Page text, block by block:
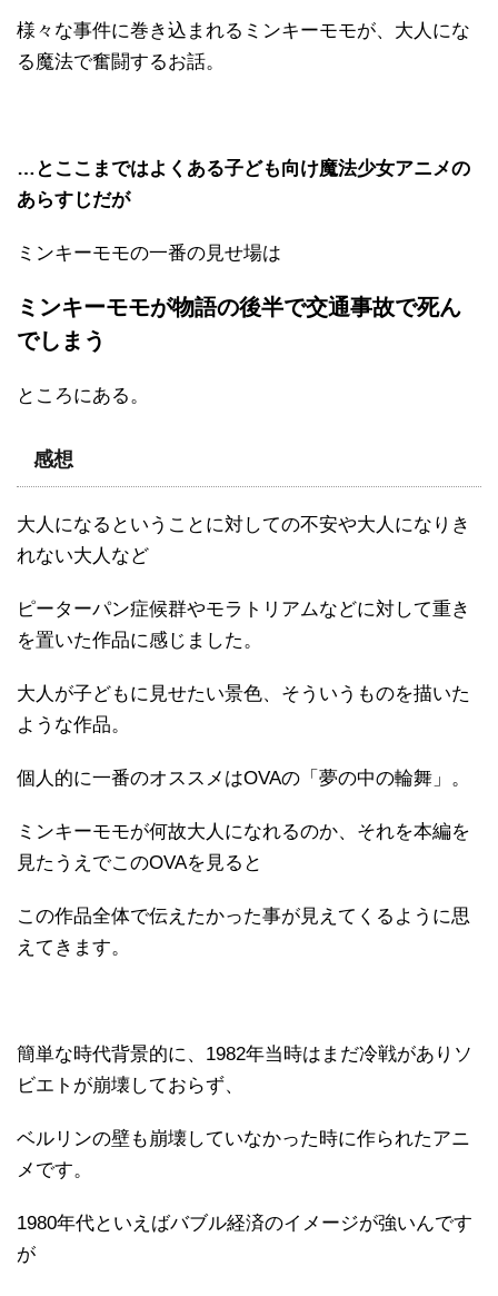
様々な事件に巻き込まれるミンキーモモが、大人にな
る魔法で奮闘するお話。
…とここまではよくある子ども向け魔法少女アニメの
あらすじだが
ミンキーモモの一番の見せ場は
ミンキーモモが物語の後半で交通事故で死ん
でしまう
ところにある。
感想
大人になるということに対しての不安や大人になりき
れない大人など
ピーターパン症候群やモラトリアムなどに対して重き
を置いた作品に感じました。
大人が子どもに見せたい景色、そういうものを描いた
ような作品。
個人的に一番のオススメはOVAの「夢の中の輪舞」。
ミンキーモモが何故大人になれるのか、それを本編を
見たうえでこのOVAを見ると
この作品全体で伝えたかった事が見えてくるように思
えてきます。
簡単な時代背景的に、1982年当時はまだ冷戦がありソ
ビエトが崩壊しておらず、
ベルリンの壁も崩壊していなかった時に作られたアニ
メです。
1980年代といえばバブル経済のイメージが強いんです
が